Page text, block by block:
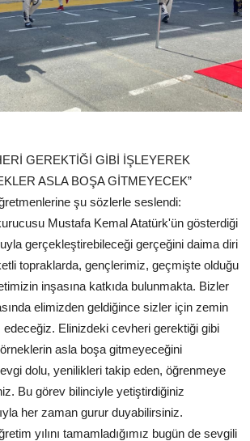
GEREKTİĞİ GİBİ İŞLEYEREK
ASLA BOŞA GİTMEYECEK”
şu sözlerle seslendi:
Mustafa Kemal Atatürk'ün gösterdiği
gerçekleştirebileceği gerçeğini daima diri
topraklarda, gençlerimiz, geçmişte olduğu
inşasına katkıda bulunmakta. Bizler
elimizden geldiğince sizler için zemin
edeceğiz. Elinizdeki cevheri gerektiği gibi
asla boşa gitmeyeceğini
dolu, yenilikleri takip eden, öğrenmeye
Bu görev bilinciyle yetiştirdiğiniz
her zaman gurur duyabilirsiniz.
yılını tamamladığımız bugün de sevgili